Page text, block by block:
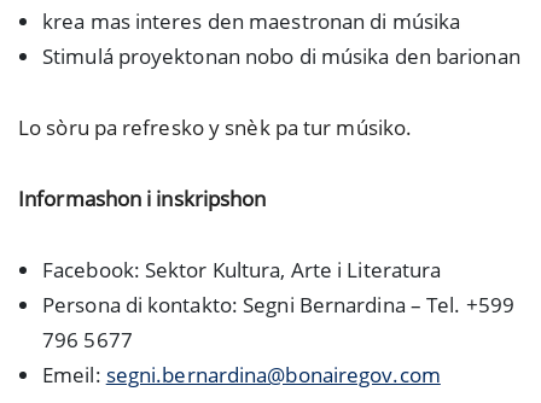
krea mas interes den maestronan di músika
Stimulá proyektonan nobo di músika den barionan
Lo sòru pa refresko y snèk pa tur músiko.
Informashon i inskripshon
Facebook: Sektor Kultura, Arte i Literatura
Persona di kontakto: Segni Bernardina – Tel. +599
796 5677
Emeil: segni.bernardina@bonairegov.com